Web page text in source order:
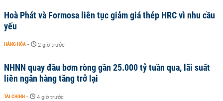
Hoà Phát và Formosa liên tục giảm giá thép HRC vì nhu cầu
yếu
HÀNG HÓA - 2 giờ trước
NHNN quay đầu bơm ròng gần 25.000 tỷ tuần qua, lãi suất
liên ngân hàng tăng trở lại
TÀI CHÍNH - 4 giờ trước